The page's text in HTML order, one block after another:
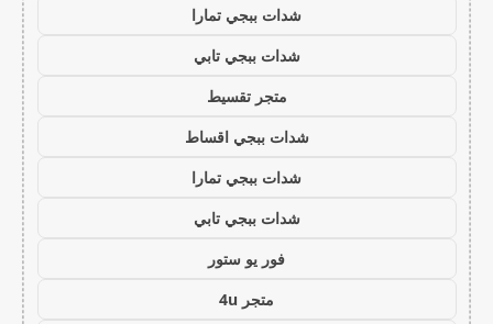
شدات ببجي تمارا
شدات ببجي تابي
متجر تقسيط
شدات ببجي اقساط
شدات ببجي تمارا
شدات ببجي تابي
فور يو ستور
متجر 4u